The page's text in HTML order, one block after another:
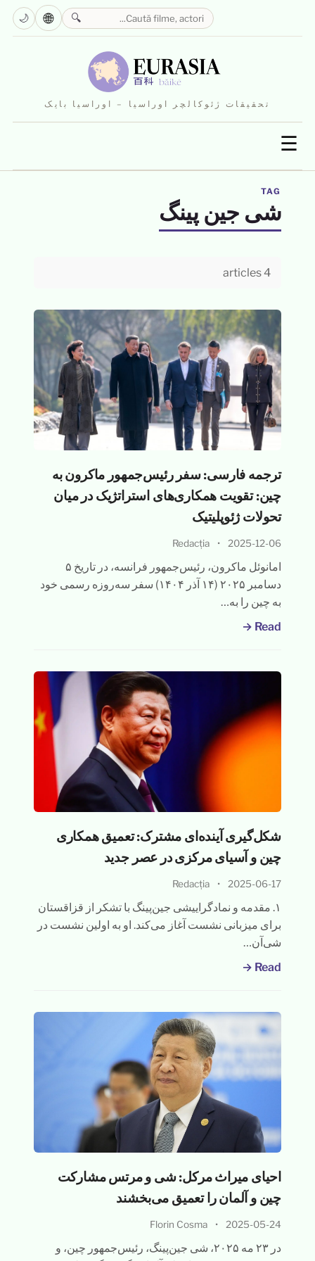
تحقیقات ژئوکالچر اوراسیا – اوراسیا بایک
☰
🔍
🌐
🌙
TAG
شی جین پینگ
4 articles
ترجمه فارسی: سفر رئیس‌جمهور ماکرون به
چین: تقویت همکاری‌های استراتژیک در میان
تحولات ژئوپلیتیک
2025-12-06
•
Redacția
امانوئل ماکرون، رئیس‌جمهور فرانسه، در تاریخ ۵
دسامبر ۲۰۲۵ (۱۴ آذر ۱۴۰۴) سفر سه‌روزه رسمی خود
به چین را به…
Read →
شکل‌گیری آینده‌ای مشترک: تعمیق همکاری
چین و آسیای مرکزی در عصر جدید
2025-06-17
•
Redacția
۱. مقدمه و نمادگراییشی جین‌پینگ با تشکر از قزاقستان
برای میزبانی نشست آغاز می‌کند. او به اولین نشست در
شی‌آن…
Read →
احیای میراث مرکل: شی و مرتس مشارکت
چین و آلمان را تعمیق می‌بخشند
2025-05-24
•
Florin Cosma
در ۲۳ مه ۲۰۲۵، شی جین‌پینگ، رئیس‌جمهور چین، و